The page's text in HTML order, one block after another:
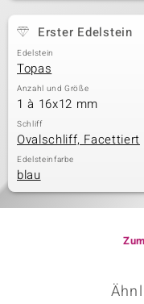
Erster Edelstein
Edelstein
Topas
Anzahl und Größe
1 à 16x12 mm
Schliff
Ovalschliff, Facettiert
Edelsteinfarbe
blau